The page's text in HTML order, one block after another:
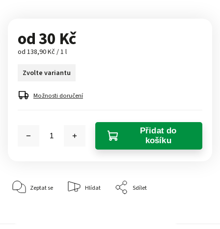
od30 Kč
od 138,90 Kč / 1 l
Zvolte variantu
Možnosti doručení
Přidat do
košíku
Zeptat se Hlídat Sdílet